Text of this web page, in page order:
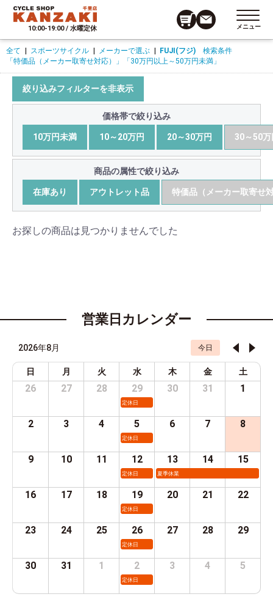
10:00-19:00 / 水曜定休 メニュー
全て スポーツサイクル メーカーで選ぶ FUJI(フジ) 検索条件
「特価品（メーカー取寄せ対応）」
「30万円以上～50万円未満」
絞り込みフィルターを非表示
価格帯で絞り込み
10万円未満 10～20万円 20～30万円 30～50万
商品の属性で絞り込み
在庫あり アウトレット品 特価品（メーカー取寄せ
お探しの商品は見つかりませんでした
営業日カレンダー
2026年8月 今日
日 月 火 水 木 金 土
26 27 28 29
定休日
30 31 1
2 3 4 5
定休日
6 7 8
9 10 11 12
定休日
13
夏季休業
14 15
16 17 18 19
定休日
20 21 22
23 24 25 26
定休日
27 28 29
30 31 1 2
定休日
3 4 5